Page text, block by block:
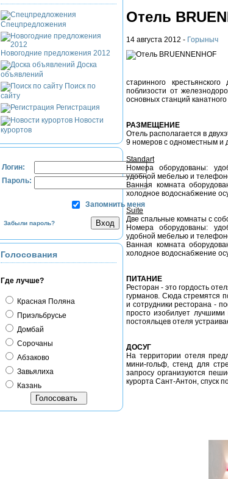
Спецпредложения
Новогодние предложения 2012
Доска
объявлений
Поиск по
сайту
Регистрация
Новости
курортов
Логин:
Пароль:
Запомнить меня
Забыли пароль?
Голосования
Где лучше?
Красная Поляна
Приэльбрусье
Домбай
Сорочаны
Абзаково
Завьялиха
Казань
Отель
14 августа 2012 - Горыныч
старинного
поблизости от
основных станций
РАЗМЕЩЕНИЕ
Отель располагается в
9 номеров с одноместным и
Standart
Номера оборудованы:
удобной мебелью и
Ванная комната
холодное водоснабжение
Suite
Две спальные комнаты с
Номера оборудованы:
удобной мебелью и
Ванная комната
холодное водоснабжение
ПИТАНИЕ
Ресторан - это гордость
гурманов. Сюда стремятся
и сотрудники ресторана -
просто изобилует
постояльцев отеля
ДОСУГ
На территории отеля
мини-гольф, стенд для
запросу организуются
курорта Сант-Антон, спуск